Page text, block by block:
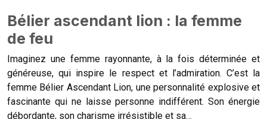
Bélier ascendant lion : la femme
de feu
Imaginez une femme rayonnante, à la fois déterminée et
généreuse, qui inspire le respect et l’admiration. C’est la
femme Bélier Ascendant Lion, une personnalité explosive et
fascinante qui ne laisse personne indifférent. Son énergie
débordante, son charisme irrésistible et sa…